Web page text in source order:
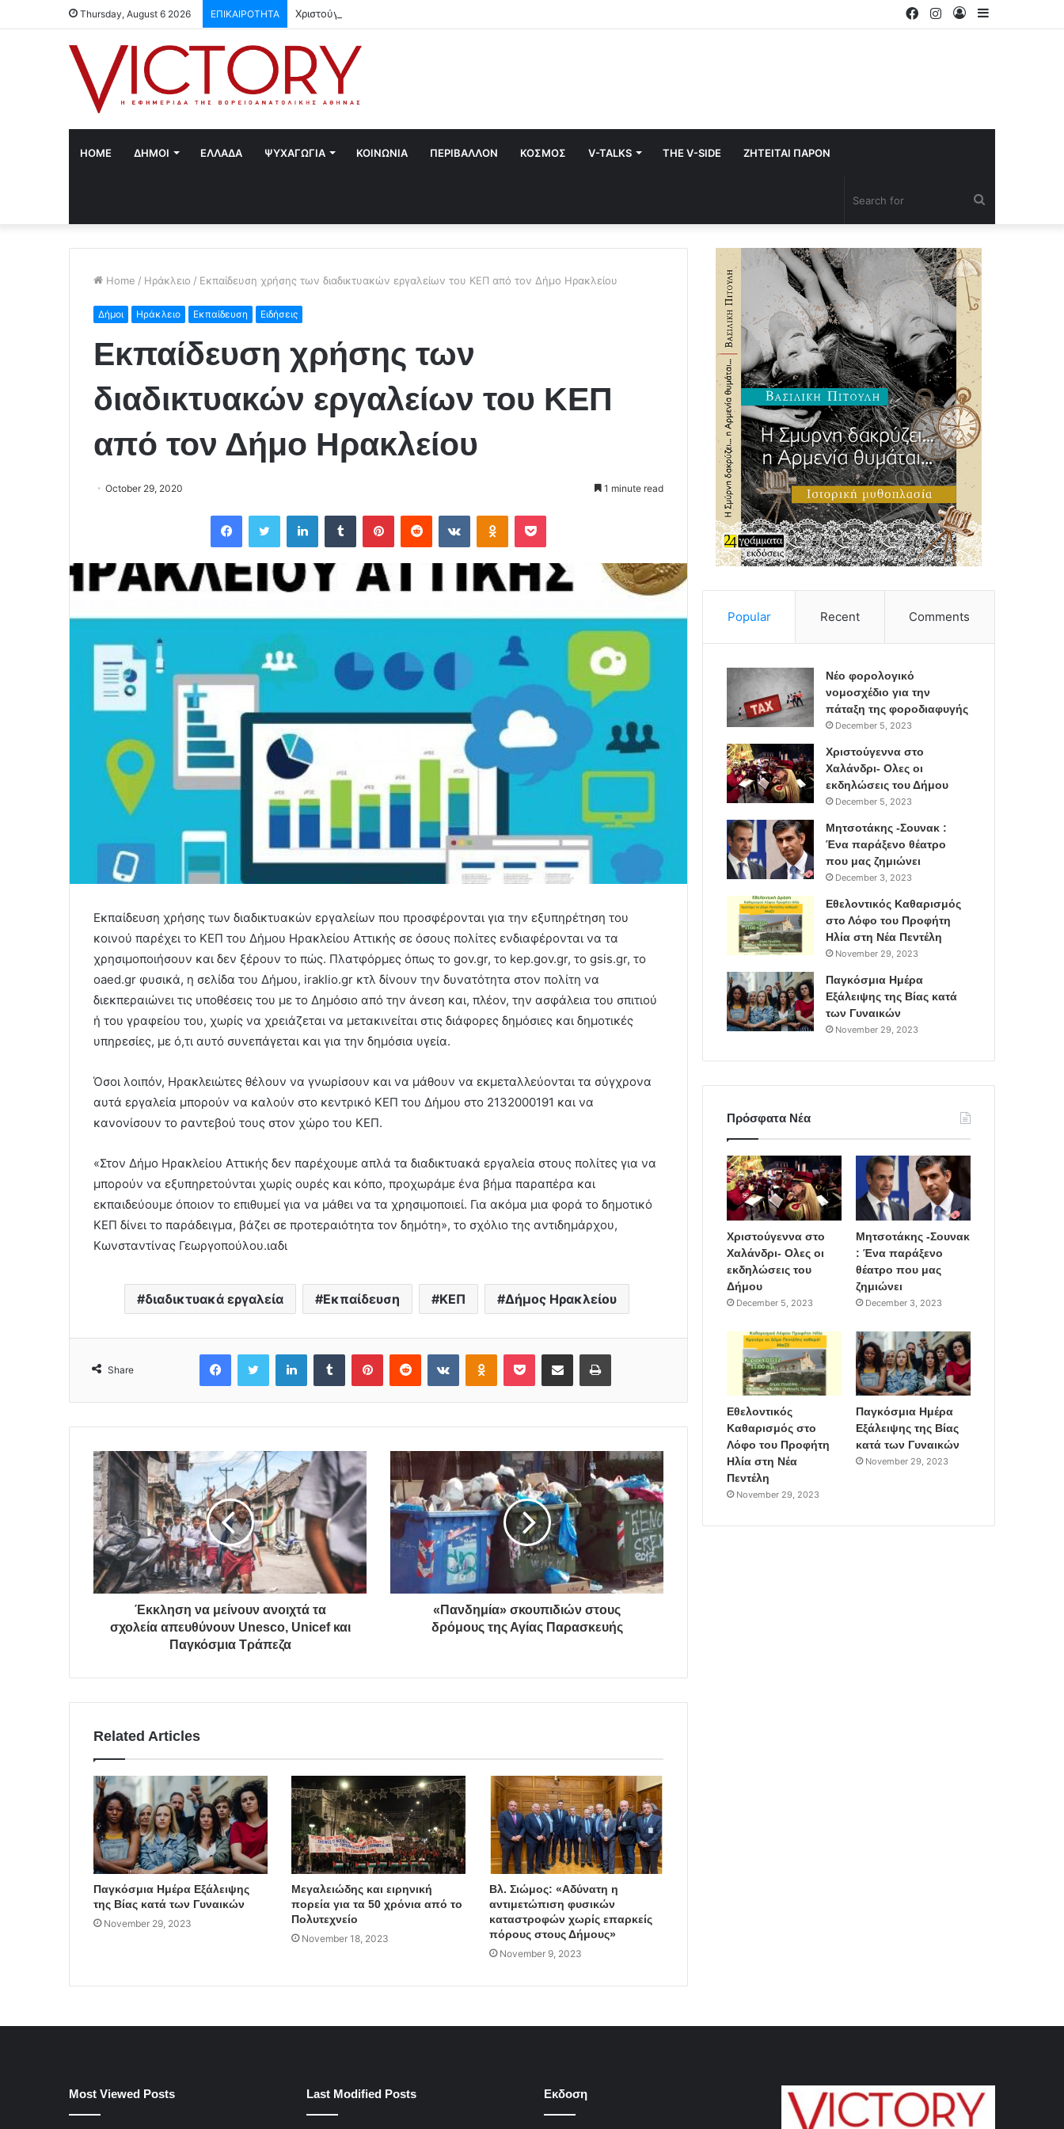
Thursday, August 6 2026 ΕΠΙΚΑΙΡΟΤΗΤΑ Χριστούγεννα στο Χαλάνδρι- Ολες οι εκδηλώσεις του Δήμου
Log
Instagram
Facebook
HOME ΔΗΜΟΙ ΕΛΛΑΔΑ ΨΥΧΑΓΩΓΙΑ ΚΟΙΝΩΝΙΑ ΠΕΡΙΒΑΛΛΟΝ ΚΟΣΜΟΣ V-TALKS THE V-SIDE ΖΗΤΕΙΤΑΙ ΠΑΡΟΝ
Home / Ηράκλειο / Εκπαίδευση χρήσης των διαδικτυακών εργαλείων του ΚΕΠ από τον Δήμο Ηρακλείου
Δήμοι Ηράκλειο Εκπαίδευση Ειδήσεις
Εκπαίδευση χρήσης των
διαδικτυακών εργαλείων του ΚΕΠ
από τον Δήμο Ηρακλείου
October 29, 2020 1 minute read
Εκπαίδευση χρήσης των διαδικτυακών εργαλείων που προσφέρονται για την εξυπηρέτηση του
κοινού παρέχει το ΚΕΠ του Δήμου Ηρακλείου Αττικής σε όσους πολίτες ενδιαφέρονται να τα
χρησιμοποιήσουν και δεν ξέρουν το πώς. Πλατφόρμες όπως το gov.gr, το kep.gov.gr, το gsis.gr, το
oaed.gr φυσικά, η σελίδα του Δήμου, iraklio.gr κτλ δίνουν την δυνατότητα στον πολίτη να
διεκπεραιώνει τις υποθέσεις του με το Δημόσιο από την άνεση και, πλέον, την ασφάλεια του σπιτιού
ή του γραφείου του, χωρίς να χρειάζεται να μετακινείται στις διάφορες δημόσιες και δημοτικές
υπηρεσίες, με ό,τι αυτό συνεπάγεται και για την δημόσια υγεία.
Όσοι λοιπόν, Ηρακλειώτες θέλουν να γνωρίσουν και να μάθουν να εκμεταλλεύονται τα σύγχρονα
αυτά εργαλεία μπορούν να καλούν στο κεντρικό ΚΕΠ του Δήμου στο 2132000191 και να
κανονίσουν το ραντεβού τους στον χώρο του ΚΕΠ.
«Στον Δήμο Ηρακλείου Αττικής δεν παρέχουμε απλά τα διαδικτυακά εργαλεία στους πολίτες για να
μπορούν να εξυπηρετούνται χωρίς ουρές και κόπο, προχωράμε ένα βήμα παραπέρα και
εκπαιδεύουμε όποιον το επιθυμεί για να μάθει να τα χρησιμοποιεί. Για ακόμα μια φορά το δημοτικό
ΚΕΠ δίνει το παράδειγμα, βάζει σε προτεραιότητα τον δημότη», το σχόλιο της αντιδημάρχου,
Κωνσταντίνας Γεωργοπούλου.ιαδι
διαδικτυακά εργαλεία Εκπαίδευση ΚΕΠ Δήμος Ηρακλείου
Share
Έκκληση να μείνουν ανοιχτά τα
σχολεία απευθύνουν Unesco, Unicef και
Παγκόσμια Τράπεζα
«Πανδημία» σκουπιδιών στους
δρόμους της Αγίας Παρασκευής
Related Articles
Παγκόσμια Ημέρα Εξάλειψης
της Βίας κατά των Γυναικών
November 29, 2023
Μεγαλειώδης και ειρηνική
πορεία για τα 50 χρόνια από το
Πολυτεχνείο
November 18, 2023
Βλ. Σιώμος: «Αδύνατη η
αντιμετώπιση φυσικών
καταστροφών χωρίς επαρκείς
πόρους στους Δήμους»
November 9, 2023
Popular Recent Comments
Νέο φορολογικό
νομοσχέδιο για την
πάταξη της φοροδιαφυγής
December 5, 2023
Χριστούγεννα στο
Χαλάνδρι- Ολες οι
εκδηλώσεις του Δήμου
December 5, 2023
Μητσοτάκης -Σουνακ :
Ένα παράξενο θέατρο
που μας ζημιώνει
December 3, 2023
Εθελοντικός Καθαρισμός
στο Λόφο του Προφήτη
Ηλία στη Νέα Πεντέλη
November 29, 2023
Παγκόσμια Ημέρα
Εξάλειψης της Βίας κατά
των Γυναικών
November 29, 2023
Πρόσφατα Νέα
Χριστούγεννα στο
Χαλάνδρι- Ολες οι
εκδηλώσεις του
Δήμου
December 5, 2023
Μητσοτάκης -Σουνακ
: Ένα παράξενο
θέατρο που μας
ζημιώνει
December 3, 2023
Εθελοντικός
Καθαρισμός στο
Λόφο του Προφήτη
Ηλία στη Νέα
Πεντέλη
November 29, 2023
Παγκόσμια Ημέρα
Εξάλειψης της Βίας
κατά των Γυναικών
November 29, 2023
Most Viewed Posts Last Modified Posts Εκδοση